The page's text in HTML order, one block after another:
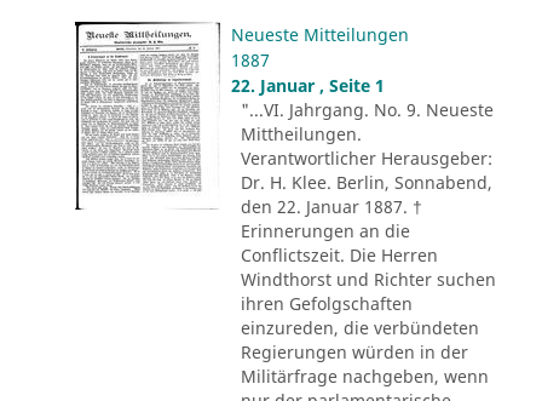
Neueste Mitteilungen
1887
22. Januar , Seite 1
"...VI. Jahrgang. No. 9. Neueste
Mittheilungen.
Verantwortlicher Herausgeber:
Dr. H. Klee. Berlin, Sonnabend,
den 22. Januar 1887. †
Erinnerungen an die
Conflictszeit. Die Herren
Windthorst und Richter suchen
ihren Gefolgschaften
einzureden, die verbündeten
Regierungen würden in der
Militärfrage nachgeben, wenn